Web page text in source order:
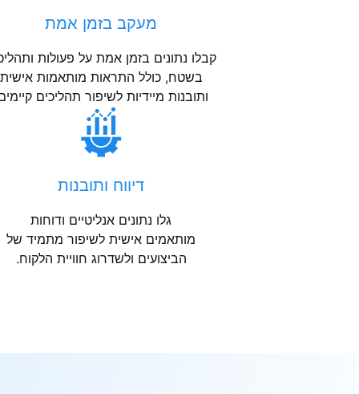
מעקב בזמן אמת
קבלו נתונים בזמן אמת על פעולות
בשטח, כולל התראות מותאמות אישית
ותובנות מיידיות לשיפור תהליכים
דיווח ותובנות
גלו נתונים אנליטיים ודוחות
מותאמים אישית לשיפור מתמיד של
הביצועים ולשדרוג חוויית הלקוח.